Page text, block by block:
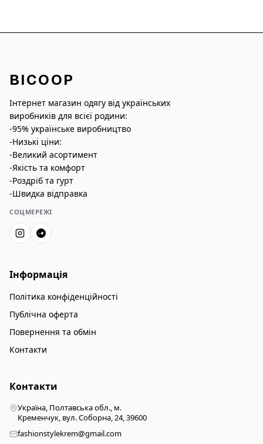
BICOOP
Інтернет магазин одягу від українських
виробників для всієї родини:
-95% українське виробництво
-Низькі ціни:
-Великий асортимент
-Якість та комфорт
-Роздріб та гурт
-Швидка відправка
СОЦМЕРЕЖІ
Інформація
Політика конфіденційності
Публічна оферта
Повернення та обмін
Контакти
Контакти
Україна, Полтавська обл., м.
Кременчук, вул. Соборна, 24, 39600
fashionstylekrem@gmail.com